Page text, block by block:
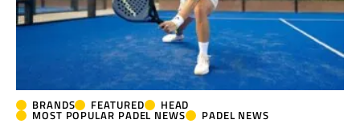
BRANDS FEATURED HEAD
MOST POPULAR PADEL NEWS PADEL NEWS